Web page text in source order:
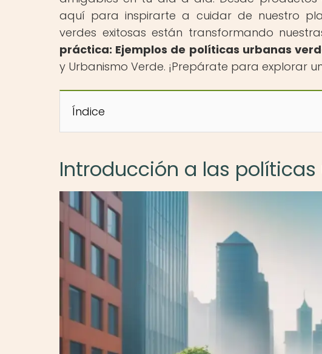
aquí para inspirarte a cuidar de nuestro
verdes exitosas están transformando
práctica: Ejemplos de políticas urbanas
y Urbanismo Verde. ¡Prepárate para explorar
Índice
Introducción a las